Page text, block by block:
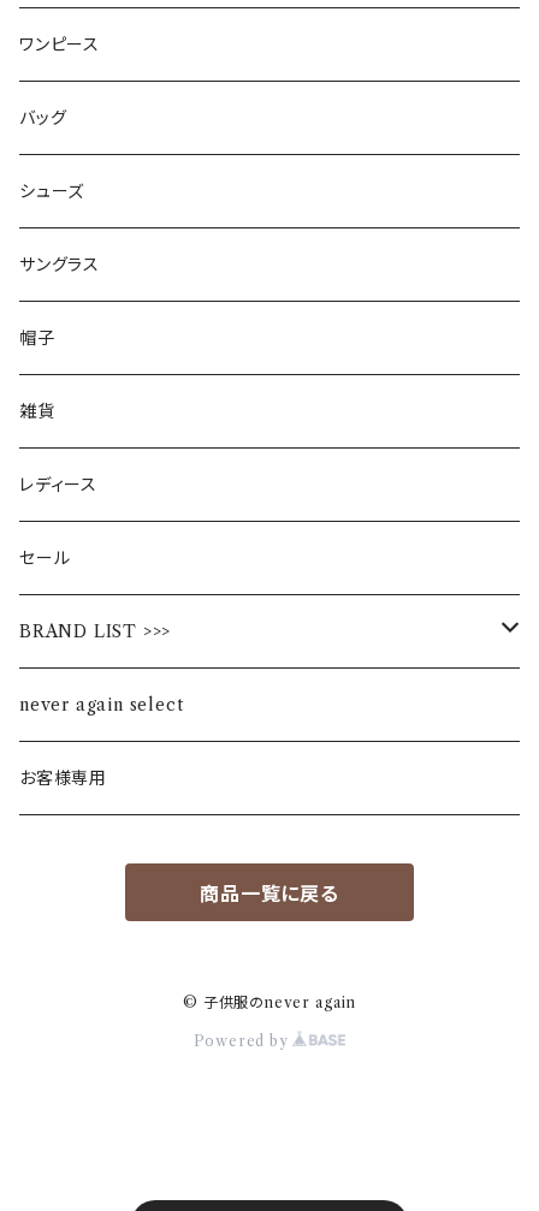
ワンピース
バッグ
シューズ
サングラス
帽子
雑貨
レディース
セール
BRAND LIST >>>
ALL STAR
Alohaloha
never again select
お客様専用
商品一覧に戻る
© 子供服のnever again
Powered by